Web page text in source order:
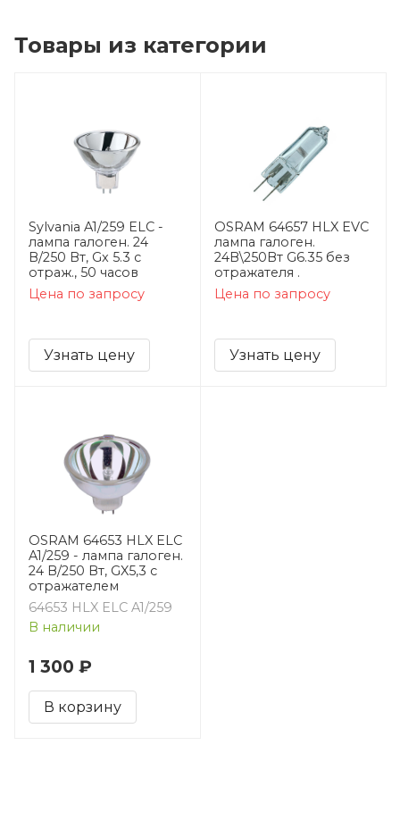
Товары из категории
Sylvania A1/259 ELC -
лампа галоген. 24
В/250 Вт, Gx 5.3 с
отраж., 50 часов
Цена по запросу
Узнать цену
OSRAM 64657 HLX EVC
лампа галоген.
24В\250Вт G6.35 без
отражателя .
Цена по запросу
Узнать цену
OSRAM 64653 HLX ELC
A1/259 - лампа галоген.
24 В/250 Вт, GX5,3 c
отражателем
64653 HLX ELC A1/259
В наличии
1 300 ₽
В корзину